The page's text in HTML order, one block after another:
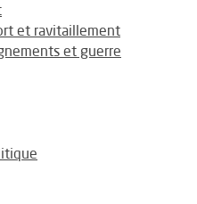
et ravitaillement
et guerre